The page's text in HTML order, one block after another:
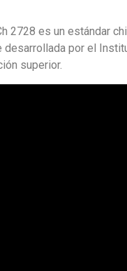
2728 es un estándar
desarrollada por el
superior.